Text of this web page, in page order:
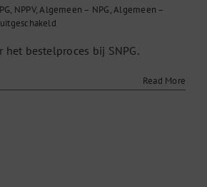
, NPPV,Algemeen – NPG,Algemeen –
voor
bij
het bestelproces bij SNPG.
Read More